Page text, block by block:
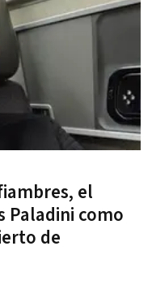
el
Paladini como
de